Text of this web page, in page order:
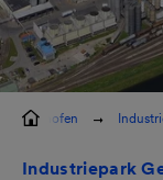
Gersthofen
Industriepark